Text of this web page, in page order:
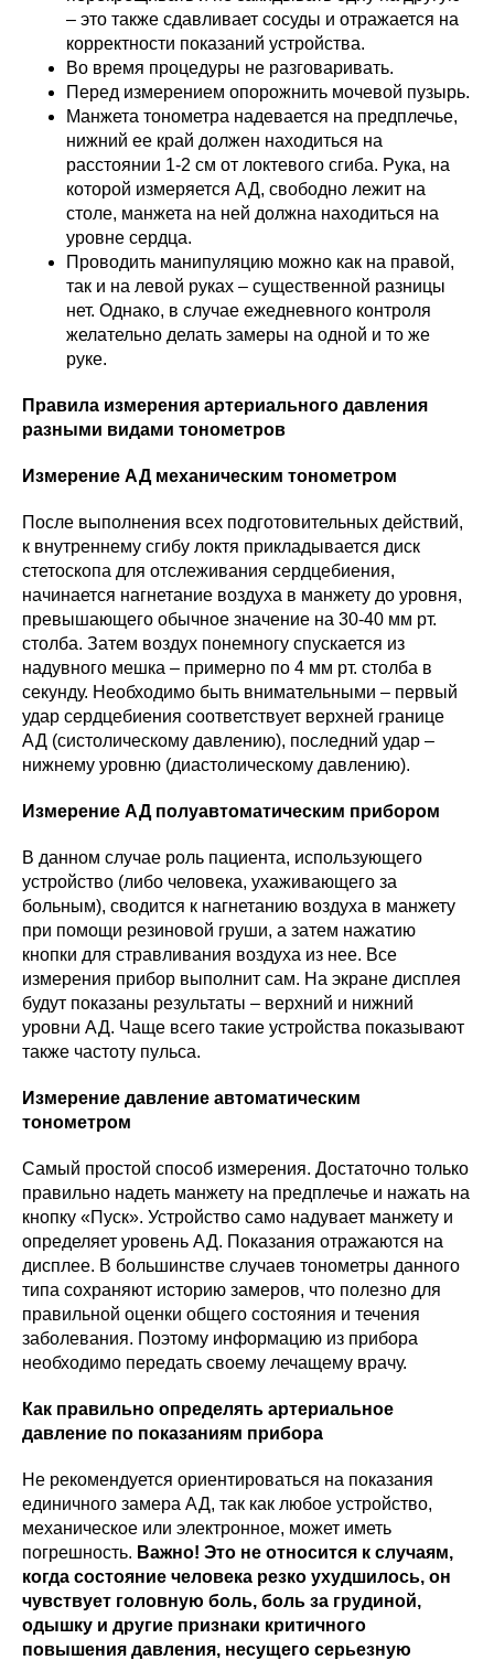
– это также сдавливает сосуды и отражается на
корректности показаний устройства.
Во время процедуры не разговаривать.
Перед измерением опорожнить мочевой пузырь.
Манжета тонометра надевается на предплечье,
нижний ее край должен находиться на
расстоянии 1-2 см от локтевого сгиба. Рука, на
которой измеряется АД, свободно лежит на
столе, манжета на ней должна находиться на
уровне сердца.
Проводить манипуляцию можно как на правой,
так и на левой руках – существенной разницы
нет. Однако, в случае ежедневного контроля
желательно делать замеры на одной и то же
руке.
Правила измерения артериального давления
разными видами тонометров
Измерение АД механическим тонометром
После выполнения всех подготовительных действий,
к внутреннему сгибу локтя прикладывается диск
стетоскопа для отслеживания сердцебиения,
начинается нагнетание воздуха в манжету до уровня,
превышающего обычное значение на 30-40 мм рт.
столба. Затем воздух понемногу спускается из
надувного мешка – примерно по 4 мм рт. столба в
секунду. Необходимо быть внимательными – первый
удар сердцебиения соответствует верхней границе
АД (систолическому давлению), последний удар –
нижнему уровню (диастолическому давлению).
Измерение АД полуавтоматическим прибором
В данном случае роль пациента, использующего
устройство (либо человека, ухаживающего за
больным), сводится к нагнетанию воздуха в манжету
при помощи резиновой груши, а затем нажатию
кнопки для стравливания воздуха из нее. Все
измерения прибор выполнит сам. На экране дисплея
будут показаны результаты – верхний и нижний
уровни АД. Чаще всего такие устройства показывают
также частоту пульса.
Измерение давление автоматическим
тонометром
Самый простой способ измерения. Достаточно только
правильно надеть манжету на предплечье и нажать на
кнопку «Пуск». Устройство само надувает манжету и
определяет уровень АД. Показания отражаются на
дисплее. В большинстве случаев тонометры данного
типа сохраняют историю замеров, что полезно для
правильной оценки общего состояния и течения
заболевания. Поэтому информацию из прибора
необходимо передать своему лечащему врачу.
Как правильно определять артериальное
давление по показаниям прибора
Не рекомендуется ориентироваться на показания
единичного замера АД, так как любое устройство,
механическое или электронное, может иметь
погрешность. Важно! Это не относится к случаям,
когда состояние человека резко ухудшилось, он
чувствует головную боль, боль за грудиной,
одышку и другие признаки критичного
повышения давления, несущего серьезную